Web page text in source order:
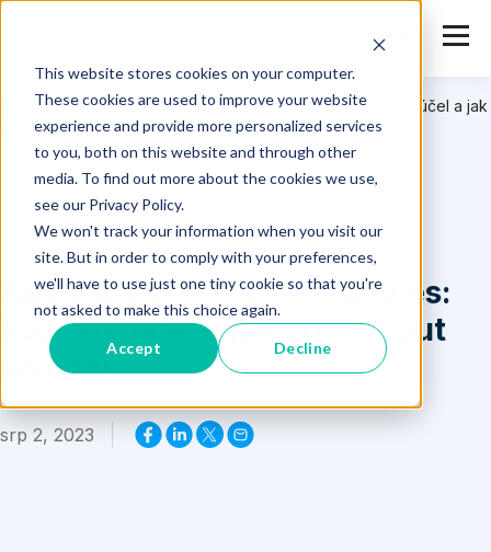
This website stores cookies on your computer.
These cookies are used to improve your website
experience and provide more personalized services
to you, both on this website and through other
media. To find out more about the cookies we use,
see our Privacy Policy.
We won't track your information when you visit our
site. But in order to comply with your preferences,
we'll have to use just one tiny cookie so that you're
not asked to make this choice again.
Accept Decline
Safetica >Zdroje >Australian Privacy Principles: Rozsah, účel a jak
dosáhnout souladu
Australian Privacy Principles:
Rozsah, účel a jak dosáhnout
souladu
srp 2, 2023